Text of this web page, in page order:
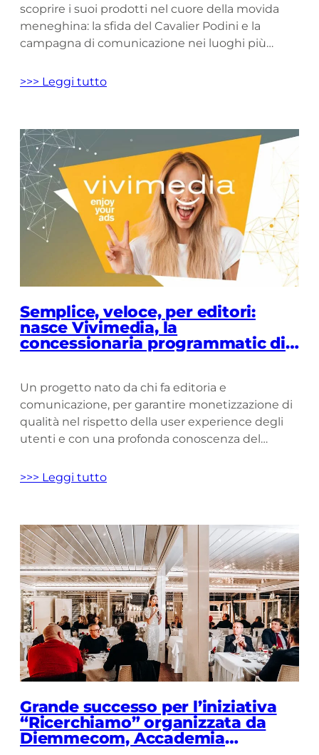
scoprire i suoi prodotti nel cuore della movida
meneghina: la sfida del Cavalier Podini e la
campagna di comunicazione nei luoghi più
nel cuore di Milano e un’importante campagna
>>> Leggi tutto
Semplice, veloce, per editori:
nasce Vivimedia, la
concessionaria programmatic di
Un progetto nato da chi fa editoria e
comunicazione, per garantire monetizzazione di
qualità nel rispetto della user experience degli
utenti e con una profonda conoscenza del
Nasce Vivimedia, la nuova concessionaria
dell’advertising digitale, forte […]
>>> Leggi tutto
Grande successo per l’iniziativa
“Ricerchiamo” organizzata da
Diemmecom, Accademia